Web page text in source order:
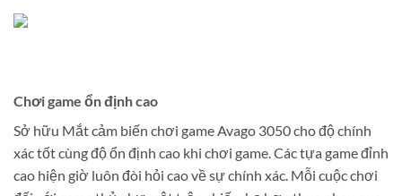
Chơi game ổn định cao
Sở hữu Mắt cảm biến chơi game Avago 3050 cho độ chính
xác tốt cùng độ ổn định cao khi chơi game. Các tựa game đỉnh
cao hiện giờ luôn đòi hỏi cao về sự chính xác. Mỗi cuộc chơi